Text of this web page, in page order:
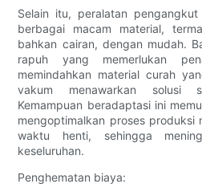
Selain itu, peralatan
berbagai macam material,
bahkan cairan, dengan mudah.
rapuh yang memerlukan
memindahkan material curah
vakum menawarkan solusi
Kemampuan beradaptasi ini
mengoptimalkan proses produksi
waktu henti, sehingga
keseluruhan.
Penghematan biaya: